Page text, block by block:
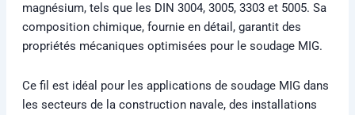
magnésium, tels que les DIN 3004, 3005, 3303 et 5005. Sa
composition chimique, fournie en détail, garantit des
propriétés mécaniques optimisées pour le soudage MIG.
Ce fil est idéal pour les applications de soudage MIG dans
les secteurs de la construction navale, des installations